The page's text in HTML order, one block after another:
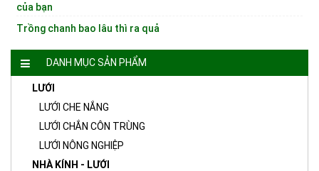
của bạn
Trồng chanh bao lâu thì ra quả
DANH MỤC SẢN PHẨM
LƯỚI
LƯỚI CHE NẮNG
LƯỚI CHẮN CÔN TRÙNG
LƯỚI NÔNG NGHIỆP
NHÀ KÍNH - LƯỚI